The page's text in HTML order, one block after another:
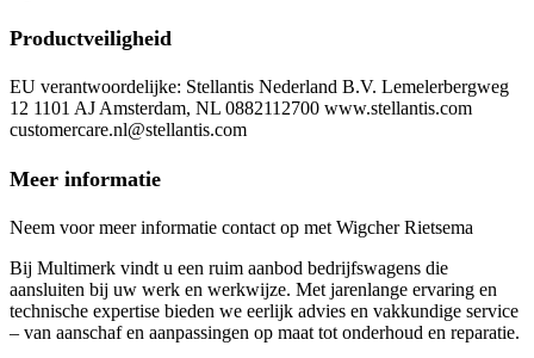
Productveiligheid
EU verantwoordelijke: Stellantis Nederland B.V. Lemelerbergweg
12 1101 AJ Amsterdam, NL 0882112700 www.stellantis.com
customercare.nl@stellantis.com
Meer informatie
Neem voor meer informatie contact op met Wigcher Rietsema
Bij Multimerk vindt u een ruim aanbod bedrijfswagens die
aansluiten bij uw werk en werkwijze. Met jarenlange ervaring en
technische expertise bieden we eerlijk advies en vakkundige service
– van aanschaf en aanpassingen op maat tot onderhoud en reparatie.